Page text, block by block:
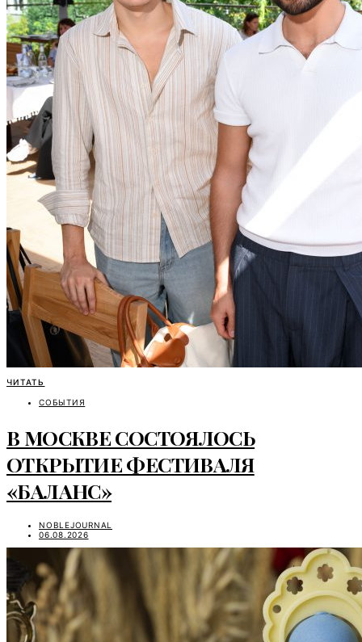
ЧИТАТЬ
СОБЫТИЯ
В МОСКВЕ СОСТОЯЛОСЬ
ОТКРЫТИЕ ФЕСТИВАЛЯ
«БАЛАНС»
NOBLEJOURNAL
06.08.2026